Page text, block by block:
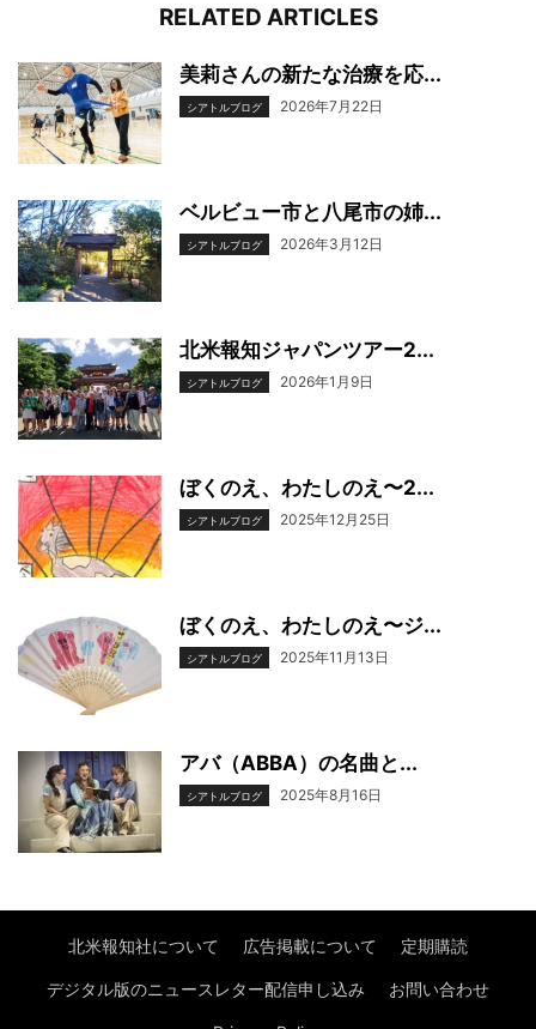
RELATED ARTICLES
美莉さんの新たな治療を応...
シアトルブログ 2026年7月22日
ベルビュー市と八尾市の姉...
シアトルブログ 2026年3月12日
北米報知ジャパンツアー2...
シアトルブログ 2026年1月9日
ぼくのえ、わたしのえ〜2...
シアトルブログ 2025年12月25日
ぼくのえ、わたしのえ〜ジ...
シアトルブログ 2025年11月13日
アバ（ABBA）の名曲と...
シアトルブログ 2025年8月16日
北米報知社について 広告掲載について 定期購読
デジタル版のニュースレター配信申し込み お問い合わせ